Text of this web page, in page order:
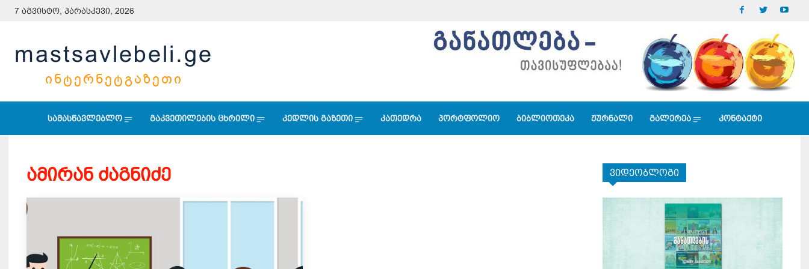
7 აგვისტო, პარასკევი, 2026
mastsavlebeli.ge
ᲘᲜᲢᲔᲠᲜᲔᲢᲒᲐᲖᲔᲗᲘ
სამასწავლებლო გაკვეთილების ცხრილი კედლის გაზეთი კათედრა პორტფოლიო ბიბლიოთეკა ჟურნალი გალერეა კონტაქტი
ამირან ძაგნიძე ვიდეობლოგი